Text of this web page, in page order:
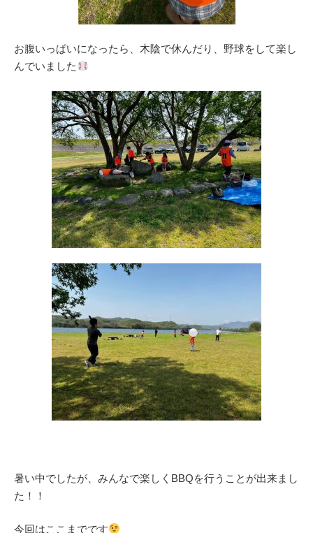
お腹いっぱいになったら、木陰で休んだり、野球をして楽し
んでいました
暑い中でしたが、みんなで楽しくBBQを行うことが出来まし
た！！
今回はここまでです